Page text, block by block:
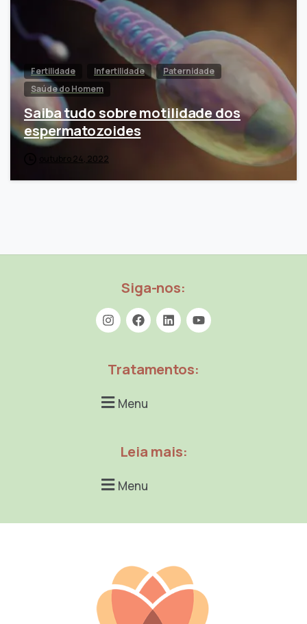
Fertilidade Infertilidade
Paternidade
Saúde do Homem
Saiba tudo sobre motilidade dos
espermatozoides
outubro 24, 2022
Siga-nos:
Tratamentos:
Menu
Leia mais:
Menu